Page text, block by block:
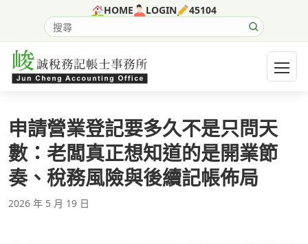
HOME LOGIN 45104
搜尋網站內容
開啟
申請營業登記要多久不是只問天
數：老闆真正想知道的是開業節
奏、稅務風險與後續記帳佈局
2026 年 5 月 19 日